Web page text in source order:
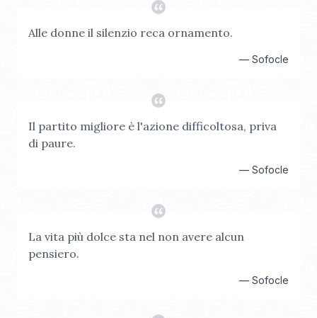
Alle donne il silenzio reca ornamento.
— Sofocle
Il partito migliore è l'azione difficoltosa, priva
di paure.
— Sofocle
La vita più dolce sta nel non avere alcun
pensiero.
— Sofocle